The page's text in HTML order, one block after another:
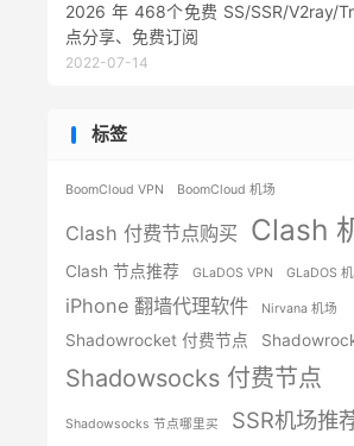
2026 年 468个免费 SS/SSR/V2ray/
点分享、免费订阅
2022-07-14
标签
BoomCloud VPN BoomCloud 机场
Clash 付费节点购买 Clash
Clash 节点推荐 GLaDOS VPN GLaDOS
iPhone 翻墙代理软件 Nirvana 机场
Shadowrocket 付费节点
Shadowsocks 付费节点
Shadowsocks 节点哪里买 SSR机场推